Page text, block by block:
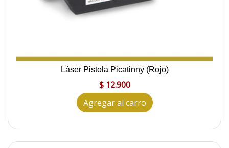
Láser Pistola Picatinny (Rojo)
$ 12.900
Agregar al carro